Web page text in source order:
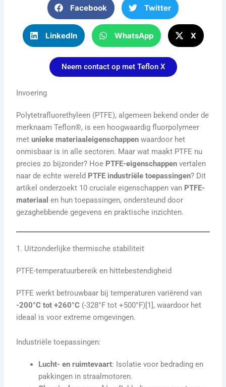
Facebook Twitter
LinkedIn WhatsApp X
Neem contact op met Teflon X
Invoering
Polytetrafluorethyleen (PTFE), algemeen bekend onder de
merknaam Teflon®, is een hoogwaardig fluorpolymeer
metunieke materiaaleigenschappen waardoor het
onmisbaar is in alle sectoren. Maar wat maakt PTFE nu
precies zo bijzonder? Hoe PTFE-eigenschappen vertalen
naar de echte wereld PTFE industriële toepassingen? Dit
artikel onderzoekt 10 cruciale eigenschappen van PTFE-
materiaal en hun toepassingen, ondersteund door
gezaghebbende gegevens en praktische inzichten.
1. Uitzonderlijke thermische stabiliteit
PTFE-temperatuurbereik en hittebestendigheid
PTFE werkt betrouwbaar bij temperaturen variërend van
-200°C tot +260°C (-328°F tot +500°F)[1], waardoor het
ideaal is voor extreme omgevingen.
Industriële toepassingen:
Lucht- en ruimtevaart: Isolatie voor bedrading en
pakkingen in straalmotoren.